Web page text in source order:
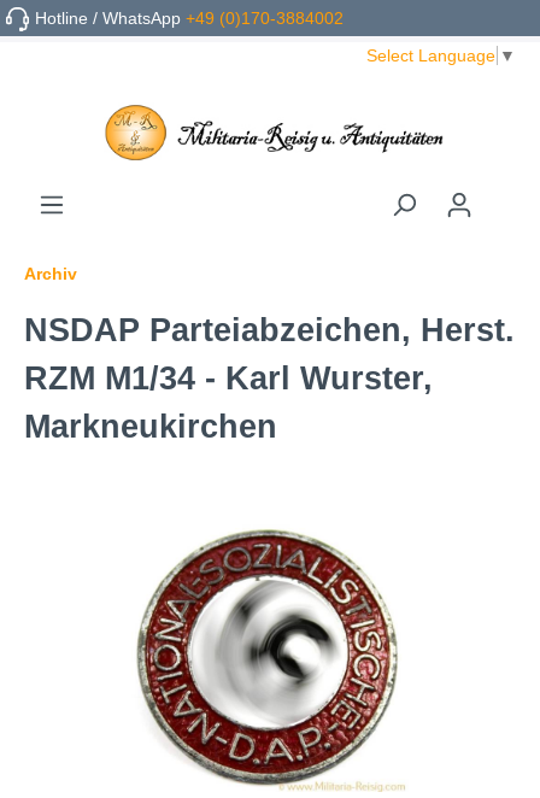
Hotline / WhatsApp+49 (0)170-3884002
Select Language ▼
Archiv
NSDAP Parteiabzeichen, Herst.
RZM M1/34 - Karl Wurster,
Markneukirchen